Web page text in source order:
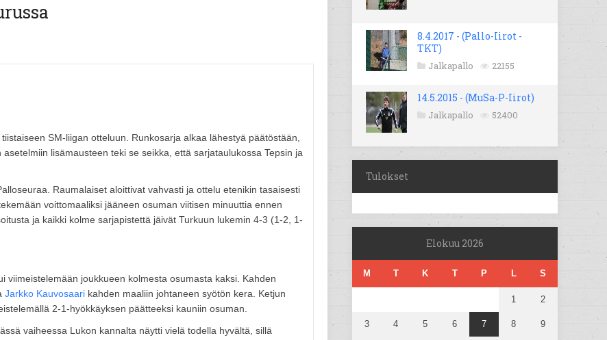
SM-liigan otteluun. Runkosarja alkaa lähestyä päätöstään,
lisämausteen teki se seikka, että sarjataulukossa Tepsin ja
Raumalaiset aloittivat vahvasti ja ottelu etenikin tasaisesti
voittomaaliksi jääneen osuman viitisen minuuttia ennen
ja kaikki kolme sarjapistettä jäivät Turkuun lukemin 4-3 (1-2, 1-
viimeistelemään joukkueen kolmesta osumasta kaksi. Kahden
Jarkko Kauvosaari kahden maaliin johtaneen syötön kera. Ketjun
2-1-hyökkäyksen päätteeksi kauniin osuman.
vaiheessa Lukon kannalta näytti vielä todella hyvältä, sillä
8.4.2017 - (Pallo-Iirot -
TKT)
Jalkapallo 22155
14.5.2015 - (MuSa-P-Iirot)
Jalkapallo 52400
Tulokset
Elokuu 2026
M T K T P L S
1 2
3 4 5 6 7 8 9